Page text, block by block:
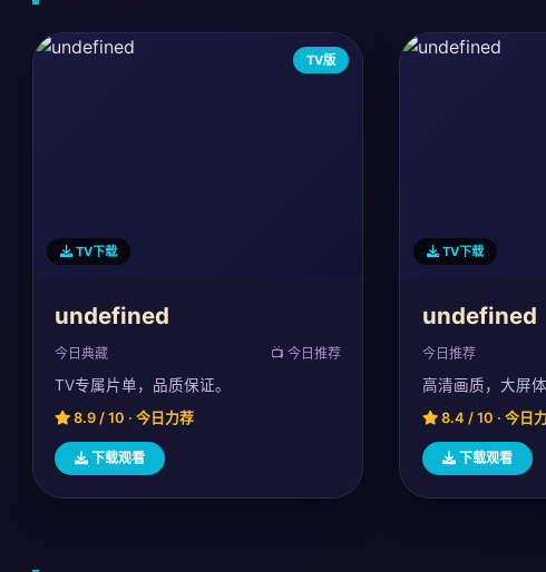
TV版
TV下载
undefined
今日典藏 📺 今日推荐
TV专属片单，品质保证。
8.9 / 10 · 今日力荐
下载观看
TV下载
undefined
今日推荐
高清画质，大屏体
8.4 / 10 · 今日
下载观看